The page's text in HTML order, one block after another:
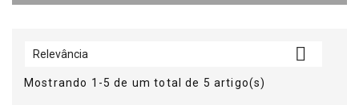
Relevância 
Mostrando 1-5 de um total de 5 artigo(s)